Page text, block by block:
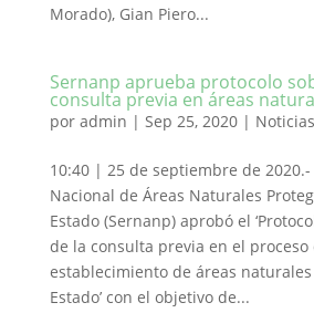
Morado), Gian Piero...
Sernanp aprueba protocolo
consulta previa en áreas
por admin | Sep 25, 2020| Noticias
10:40 | 25 de septiembre de 2020.-
Nacional de Áreas Naturales
Estado (Sernanp) aprobó el
de la consulta previa en el proceso
establecimiento de áreas
Estado’ con el objetivo de...